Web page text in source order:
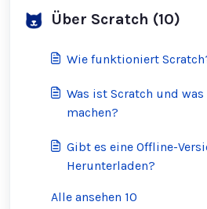
Über Scratch (10)
Wie funktioniert
Was ist Scratch und
machen?
Gibt es eine Offline-
Herunterladen?
Alle ansehen 10